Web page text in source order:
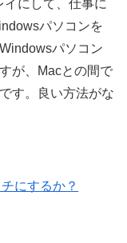
イにして、仕事に
パソコンを
パソコン
が、Macとの間で
す。良い方法がな
にするか？